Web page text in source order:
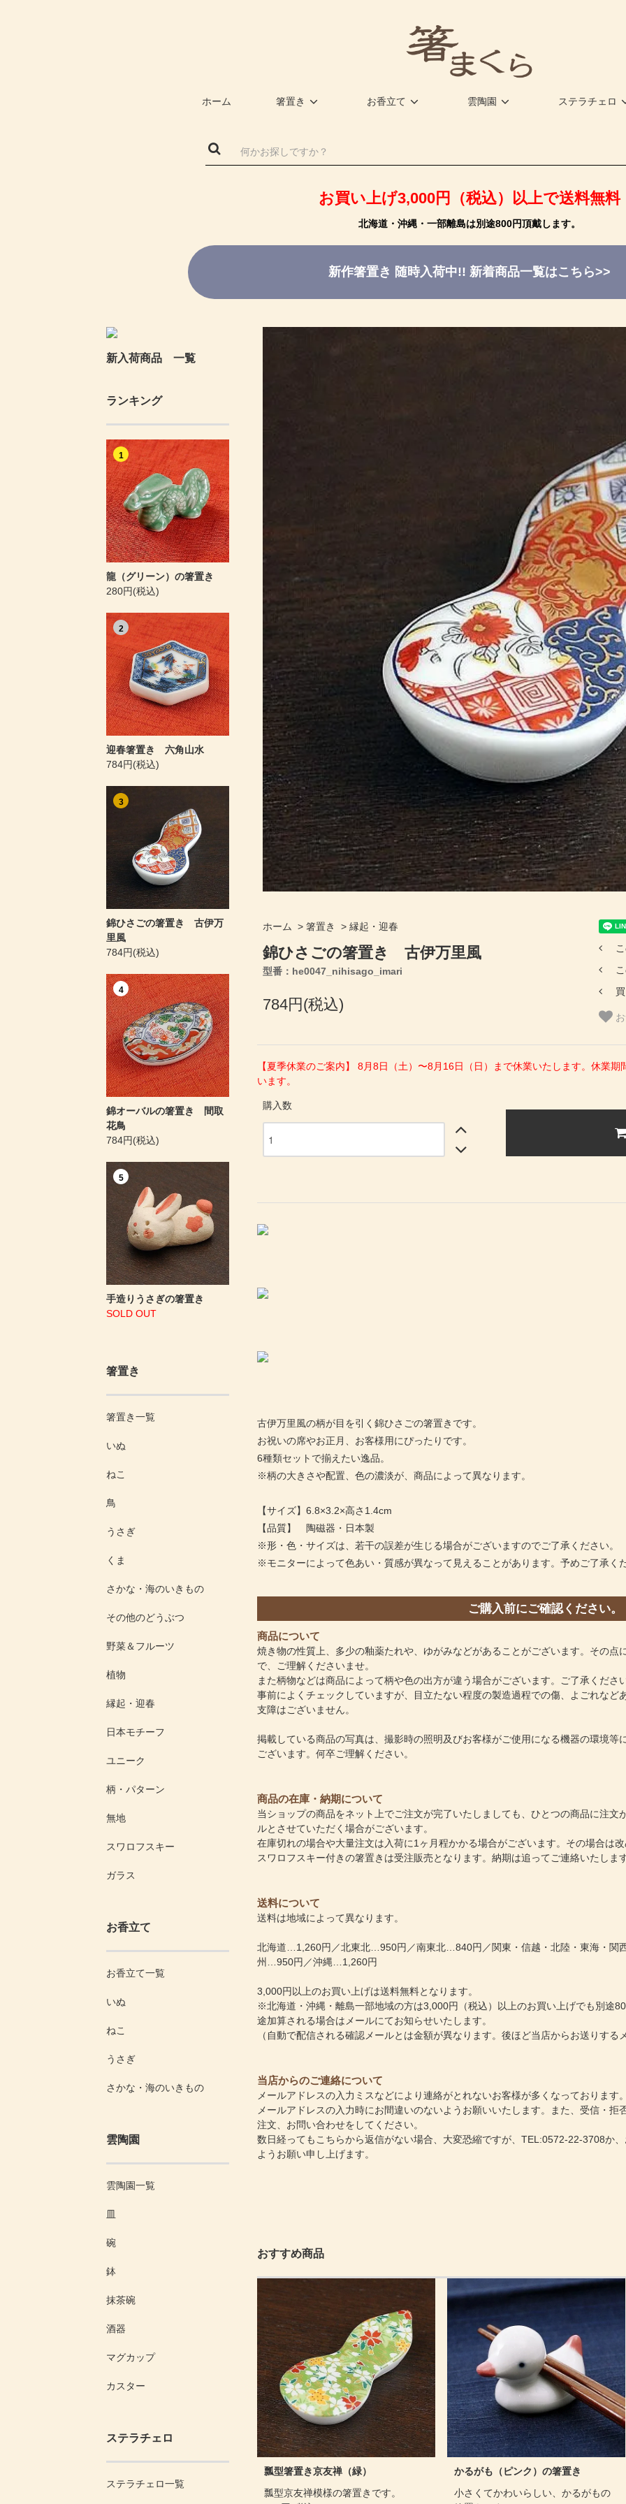
ホーム 箸置き お香立て 雲陶園 ステラチェロ
お買い上げ3,000円（税込）以上で送料無料
北海道・沖縄・一部離島は別途800円頂戴します。
新作箸置き 随時入荷中!! 新着商品一覧はこちら>>
新入荷商品 一覧
ランキング
1
龍（グリーン）の箸置き
280円(税込)
2
迎春箸置き 六角山水
784円(税込)
3
錦ひさごの箸置き 古伊万
里風
784円(税込)
4
錦オーバルの箸置き 間取
花鳥
784円(税込)
5
手造りうさぎの箸置き
SOLD OUT
箸置き
箸置き一覧
いぬ
ねこ
鳥
うさぎ
くま
さかな・海のいきもの
その他のどうぶつ
野菜＆フルーツ
植物
縁起・迎春
日本モチーフ
ユニーク
柄・パターン
無地
スワロフスキー
ガラス
お香立て
お香立て一覧
いぬ
ねこ
うさぎ
さかな・海のいきもの
雲陶園
雲陶園一覧
皿
碗
鉢
抹茶碗
酒器
マグカップ
カスター
ステラチェロ
ステラチェロ一覧
ホーム >箸置き >縁起・迎春
錦ひさごの箸置き 古伊万里風
型番：he0047_nihisago_imari
784円(税込)
【夏季休業のご案内】 8月8日（土）〜8月16日（日）まで休業いたします。休業
います。
購入数
古伊万里風の柄が目を引く錦ひさごの箸置きです。
お祝いの席やお正月、お客様用にぴったりです。
6種類セットで揃えたい逸品。
※柄の大きさや配置、色の濃淡が、商品によって異なります。
【サイズ】6.8×3.2×高さ1.4cm
【品質】 陶磁器・日本製
※形・色・サイズは、若干の誤差が生じる場合がございますのでご了承ください。
※モニターによって色あい・質感が異なって見えることがあります。予めご了承く
ご購入前にご確認ください。
商品について
焼き物の性質上、多少の釉薬たれや、ゆがみなどがあることがございます。その点
で、ご理解くださいませ。
また柄物などは商品によって柄や色の出方が違う場合がございます。ご了承くださ
事前によくチェックしていますが、目立たない程度の製造過程での傷、よごれなど
支障はございません。
掲載している商品の写真は、撮影時の照明及びお客様がご使用になる機器の環境等
ございます。何卒ご理解ください。
商品の在庫・納期について
当ショップの商品をネット上でご注文が完了いたしましても、ひとつの商品に注文
ルとさせていただく場合がございます。
在庫切れの場合や大量注文は入荷に1ヶ月程かかる場合がございます。その場合は
スワロフスキー付きの箸置きは受注販売となります。納期は追ってご連絡いたしま
送料について
送料は地域によって異なります。
北海道…1,260円／北東北…950円／南東北…840円／関東・信越・北陸・東海・
州…950円／沖縄…1,260円
3,000円以上のお買い上げは送料無料となります。
※北海道・沖縄・離島一部地域の方は3,000円（税込）以上のお買い上げでも別途
途加算される場合はメールにてお知らせいたします。
（自動で配信される確認メールとは金額が異なります。後ほど当店からお送りする
当店からのご連絡について
メールアドレスの入力ミスなどにより連絡がとれないお客様が多くなっております
メールアドレスの入力時にお間違いのないようお願いいたします。また、受信・
注文、お問い合わせをしてください。
数日経ってもこちらから返信がない場合、大変恐縮ですが、TEL:0572-22-3708か、
ようお願い申し上げます。
おすすめ商品
瓢型箸置き京友禅（緑）
瓢型京友禅模様の箸置きです。
かるがも（ピンク）の箸置き
小さくてかわいらしい、かるがもの